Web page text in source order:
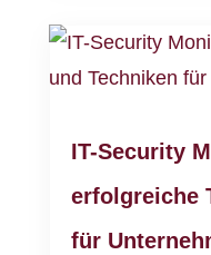
IT-Security
erfolgreiche
für